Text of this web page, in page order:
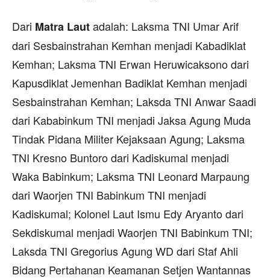
Dari Matra Lautadalah: Laksma TNI Umar Arif
dari Sesbainstrahan Kemhan menjadi Kabadiklat
Kemhan; Laksma TNI Erwan Heruwicaksono dari
Kapusdiklat Jemenhan Badiklat Kemhan menjadi
Sesbainstrahan Kemhan; Laksda TNI Anwar Saadi
dari Kababinkum TNI menjadi Jaksa Agung Muda
Tindak Pidana Militer Kejaksaan Agung; Laksma
TNI Kresno Buntoro dari Kadiskumal menjadi
Waka Babinkum; Laksma TNI Leonard Marpaung
dari Waorjen TNI Babinkum TNI menjadi
Kadiskumal; Kolonel Laut Ismu Edy Aryanto dari
Sekdiskumal menjadi Waorjen TNI Babinkum TNI;
Laksda TNI Gregorius Agung WD dari Staf Ahli
Bidang Pertahanan Keamanan Setjen Wantannas